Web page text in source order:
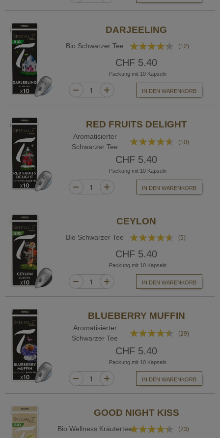
DARJEELING
Bio Schwarzer Tee
Bewertung:
82%
(12)
CHF 5.40
Packung mit 10 Kapseln
IN DEN WARENKORB
RED FRUITS DELIGHT
Aromatisierter
Schwarzer Tee
Bewertung:
(10)
CHF 5.40
Packung mit 10 Kapseln
IN DEN WARENKORB
CEYLON
Bio Schwarzer Tee
Bewertung:
88%
(5)
CHF 5.40
Packung mit 10 Kapseln
IN DEN WARENKORB
BLUEBERRY MUFFIN
Aromatisierter
Schwarzer Tee
Bewertung:
(29)
CHF 5.40
Packung mit 10 Kapseln
IN DEN WARENKORB
GOOD NIGHT KISS
Bio Wellness KräuterteeBewertung:
(23)